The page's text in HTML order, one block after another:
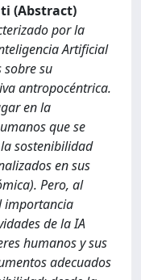
(Abstract)
por la
Artificial
sobre su
antropocéntrica.
en la
que se
sostenibilidad
en sus
Pero, al
importancia
de la IA
humanos y sus
adecuados